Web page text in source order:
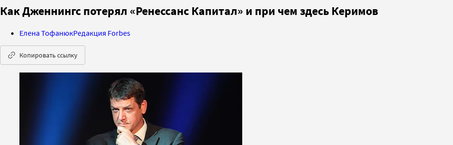
Как Дженнингс потерял «Ренессанс Капитал» и при чем здесь Керимов
Елена ТофанюкРедакция Forbes
Копировать ссылку